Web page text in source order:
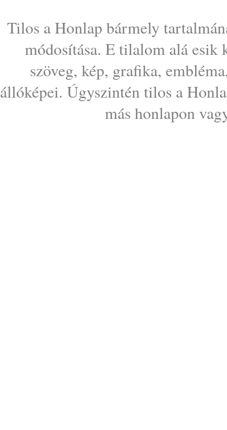
Tilos a Honlap bármely
módosítása. E tilalom alá esik
szöveg, kép, grafika,
állóképei. Úgyszintén tilos a
más honlapon